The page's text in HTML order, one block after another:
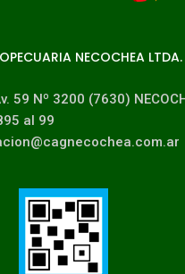
NECOCHEA LTDA.
59 Nº 3200 (7630)
al 99